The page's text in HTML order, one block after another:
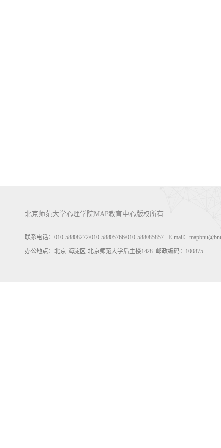
北京师范大学心理学院MAP教育中心版权所有
联系电话：010-58808272/010-58805766/010-588085857 E-mail：
办公地点：北京·海淀区·北京师范大学后主楼1428 邮政编码：100875